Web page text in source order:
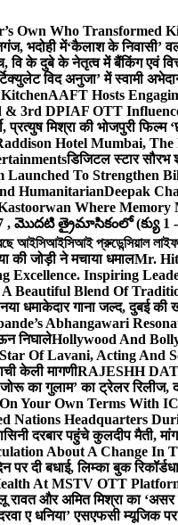
Own Who Transformed
भदोही में‘कैलाश के निवासी’
वि के दुबे के नेतृत्व में बैंकिंग एवं
विद अनुजा’ में स्वामी
AAFT Hosts
3rd DPIAF OTT
प्रत्युष मिश्रा की भोजपुरी
Hotel Mumbai, The
डिजिटल स्टार सौरभ
To Strengthen
HumanitarianDeepak
Where
, మొదటి త్రైమాసికంలో (క్యు
আইসিআইসিআই প্রুডেন্সিয়াল লাইফ
की जोड़ी ने मचाया धमालMr.
Excellence. Inspiring
Beautiful Blend Of
नया धमाकेदार गाना जल्द, दुबई
Abhangawari
निघालेHollywood And
Of Lavani, Acting And
केली मागणीRAJESHH
का गुलाम’ का ट्रेलर रिलीज,
Your Own Terms With
Nations Headquarters
दरबार पहुंचे कुलदीप मैती,
About A Change
दी बधाई, लिम्का बुक
At MSTV OTT
और अमित मिश्रा का ‘असर
ए धनिया’ एसएफसी